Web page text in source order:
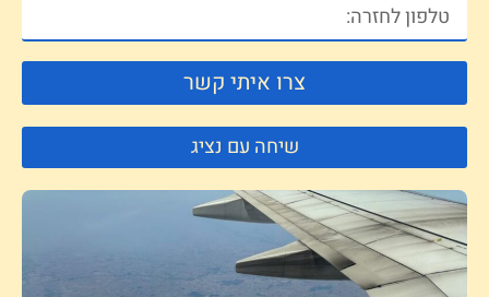
צרו איתי קשר
שיחה עם נציג